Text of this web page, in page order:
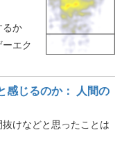
るか
エク
感じるのか： 人間の
けなどと思ったことは